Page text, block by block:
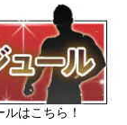
はこちら！